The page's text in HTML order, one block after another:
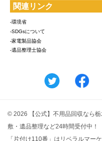
関連リンク
-環境省
-SDGsについて
-家電製品協会
-遺品整理士協会
© 2026 【公式】不用品回収なら
敷・遺品整理など24時間受付中！
「片付け110番」はリベラルマー